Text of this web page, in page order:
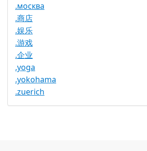
.москва
.商店
.娱乐
.游戏
.企业
.yoga
.yokohama
.zuerich